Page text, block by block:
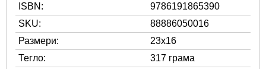
ISBN:
9786191865390
SKU:
88886050016
Размери:
23x16
Тегло:
317 грама